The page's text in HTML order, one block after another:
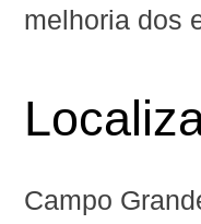
melhoria dos
Campo